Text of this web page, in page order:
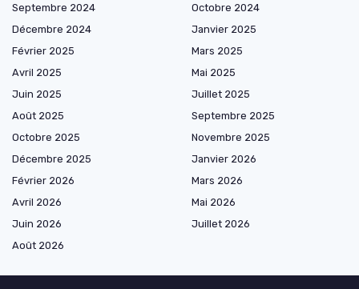
Septembre 2024
Octobre 2024
Décembre 2024
Janvier 2025
Février 2025
Mars 2025
Avril 2025
Mai 2025
Juin 2025
Juillet 2025
Août 2025
Septembre 2025
Octobre 2025
Novembre 2025
Décembre 2025
Janvier 2026
Février 2026
Mars 2026
Avril 2026
Mai 2026
Juin 2026
Juillet 2026
Août 2026